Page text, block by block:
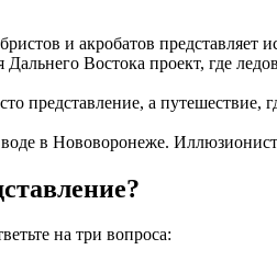
и акробатов представляет
Востока проект, где
представление, а
в Нововоронеже.
на три вопроса: